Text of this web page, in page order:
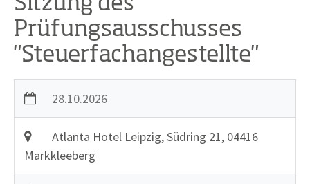
Prüfungsausschusses
"Steuerfachangestellte"
28.10.2026
Atlanta Hotel Leipzig, Südring 21, 04416
Markkleeberg